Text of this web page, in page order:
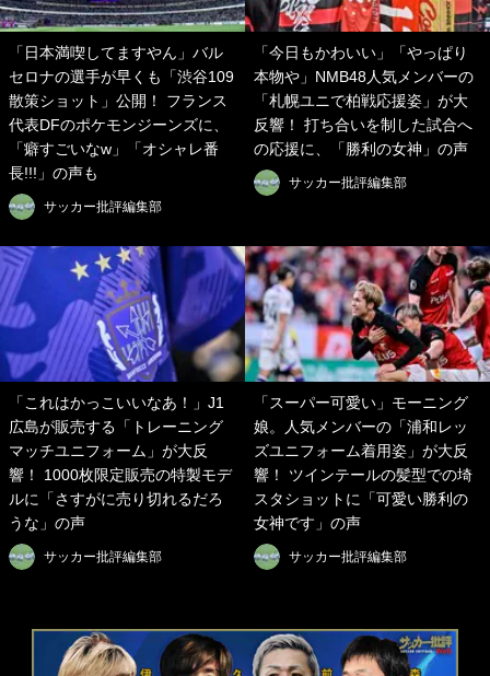
「日本満喫してますやん」バル
セロナの選手が早くも「渋谷109
散策ショット」公開！ フランス
代表DFのポケモンジーンズに、
「癖すごいなw」「オシャレ番
長!!!」の声も
サッカー批評編集部
「今日もかわいい」「やっぱり
本物や」NMB48人気メンバーの
「札幌ユニで柏戦応援姿」が大
反響！ 打ち合いを制した試合へ
の応援に、「勝利の女神」の声
サッカー批評編集部
「これはかっこいいなあ！」J1
広島が販売する「トレーニング
マッチユニフォーム」が大反
響！ 1000枚限定販売の特製モデ
ルに「さすがに売り切れるだろ
うな」の声
サッカー批評編集部
「スーパー可愛い」モーニング
娘。人気メンバーの「浦和レッ
ズユニフォーム着用姿」が大反
響！ ツインテールの髪型での埼
スタショットに「可愛い勝利の
女神です」の声
サッカー批評編集部